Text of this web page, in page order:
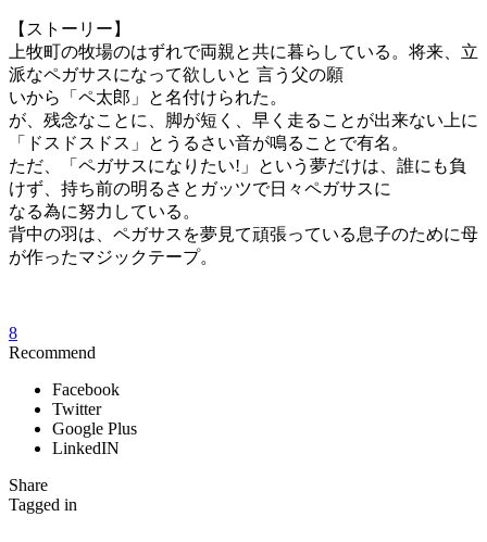
【ストーリー】
上牧町の牧場のはずれで両親と共に暮らしている。将来、立
派なペガサスになって欲しいと 言う父の願
いから「ペ太郎」と名付けられた。
が、残念なことに、脚が短く、早く走ることが出来ない上に
「ドスドスドス」とうるさい音が鳴ることで有名。
ただ、「ペガサスになりたい!」という夢だけは、誰にも負
けず、持ち前の明るさとガッツで日々ペガサスに
なる為に努力している。
背中の羽は、ペガサスを夢見て頑張っている息子のために母
が作ったマジックテープ。
8
Recommend
Facebook
Twitter
Google Plus
LinkedIN
Share
Tagged in